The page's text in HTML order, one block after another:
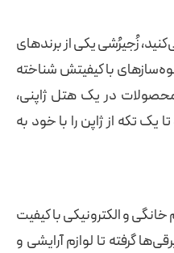
زُجیرُشی یکی از برندهای
با کیفیتش شناخته
در یک هتل ژاپنی،
یک تکه از ژاپن را با خود به
خانگی و الکترونیکی با کیفیت
گرفته تا لوازم آرایشی و